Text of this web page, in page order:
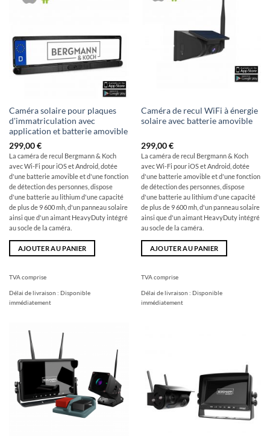
Caméra solaire pour plaques
d'immatriculation avec
application et batterie amovible
299,00€
La caméra de recul Bergmann & Koch
avec Wi-Fi pour iOS et Android, dotée
d'une batterie amovible et d'une fonction
de détection des personnes, dispose
d'une batterie au lithium d'une capacité
de plus de 9 600 mh, d'un panneau solaire
ainsi que d'un aimant HeavyDuty intégré
au socle de la caméra.
AJOUTER AU PANIER
TVA comprise
Délai de livraison : Disponible
immédiatement
Caméra de recul WiFi à énergie
solaire avec batterie amovible
299,00€
La caméra de recul Bergmann & Koch
avec Wi-Fi pour iOS et Android, dotée
d'une batterie amovible et d'une fonction
de détection des personnes, dispose
d'une batterie au lithium d'une capacité
de plus de 9 600 mh, d'un panneau solaire
ainsi que d'un aimant HeavyDuty intégré
au socle de la caméra.
AJOUTER AU PANIER
TVA comprise
Délai de livraison : Disponible
immédiatement